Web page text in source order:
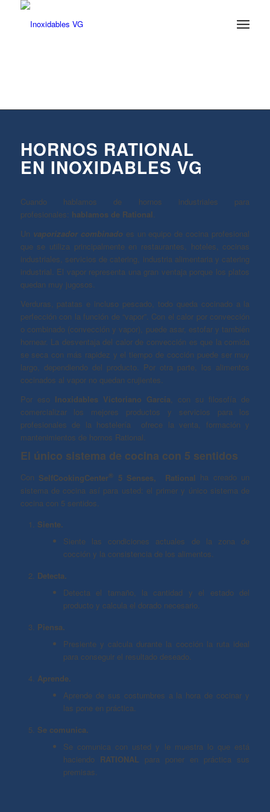
HORNOS RATIONAL
EN INOXIDABLES VG
Cuando hablamos de hornos industriales para
profesionales: hablamos de Rational.
Un vaporizador combinadoes un equipo de cocina profesional
que se utiliza principalmente en restaurantes, hoteles, cocinas
industriales, servicios de catering, industria alimentaria y catering
industrial. El vapor representa una gran ventaja porque los platos
quedan muy jugosos.
Verduras, patatas e incluso pescado, todo queda cocinado a la
perfección con la función de “vapor”. Con el calor por convección
o combinado (convección y vapor), puede asar, estofar y también
hornear. La desventaja del calor de convección es que la comida
se seca con más rapidez y el tiempo de cocción puede ser muy
largo, dependiendo del producto. Por otra parte, los alimentos
cocinados al vapor no quedan crujientes.
Por eso Inoxidables Victoriano García, con su filosofía de
comercializar los mejores productos y servicios para los
profesionales de la hostelería ofrece la venta, formación y
mantenimientos de hornos Rational.
El único sistema de cocina con 5 sentidos
Con SelfCookingCenter® 5 Senses, Rational ha creado un
sistema de cocina así para usted: el primer y único sistema de
cocina con 5 sentidos.
Siente.
Siente las condiciones actuales de la zona de
cocción y la consistencia de los alimentos.
Detecta.
Detecta el tamaño, la cantidad y el estado del
producto y calcula el dorado necesario.
Piensa.
Presiente y calcula durante la cocción la ruta ideal
para conseguir el resultado deseado.
Aprende.
Aprende de sus costumbres a la hora de cocinar y
las pone en práctica.
Se comunica.
Se comunica con usted y le muestra lo que está
haciendo RATIONAL
para poner en práctica sus
premisas.